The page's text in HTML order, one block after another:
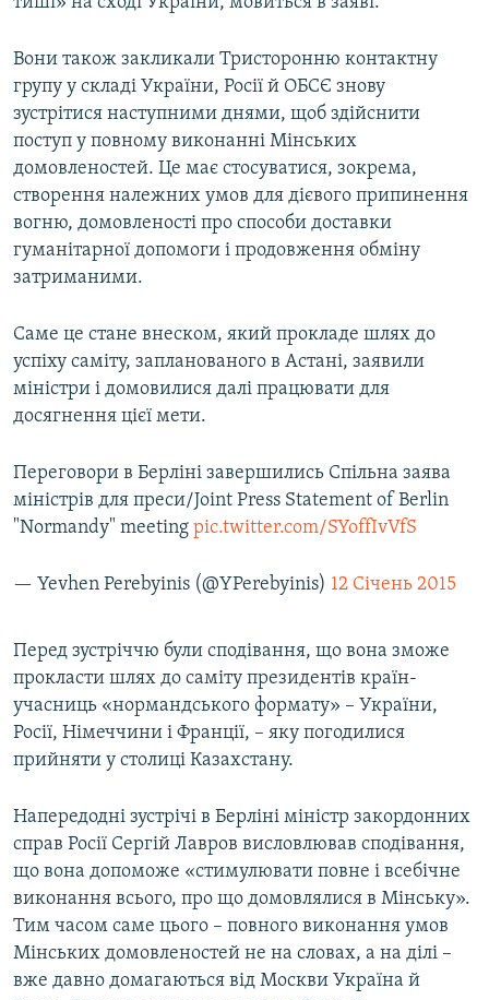
Вони також закликали Тристоронню контактну
групу у складі України, Росії й ОБСЄ знову
зустрітися наступними днями, щоб здійснити
поступ у повному виконанні Мінських
домовленостей. Це має стосуватися, зокрема,
створення належних умов для дієвого припинення
вогню, домовленості про способи доставки
гуманітарної допомоги і продовження обміну
затриманими.
Саме це стане внеском, який прокладе шлях до
успіху саміту, запланованого в Астані, заявили
міністри і домовилися далі працювати для
досягнення цієї мети.
Переговори в Берліні завершились Спільна заява
міністрів для преси/Joint Press Statement of Berlin
"Normandy" meeting pic.twitter.com/SYoffIvVfS
— Yevhen Perebyinis (@YPerebyinis) 12 Січень 2015
Перед зустріччю були сподівання, що вона зможе
прокласти шлях до саміту президентів країн-
учасниць «нормандського формату» – України,
Росії, Німеччини і Франції, – яку погодилися
прийняти у столиці Казахстану.
Напередодні зустрічі в Берліні міністр закордонних
справ Росії Сергій Лавров висловлював сподівання,
що вона допоможе «стимулювати повне і всебічне
виконання всього, про що домовлялися в Мінську».
Тим часом саме цього – повного виконання умов
Мінських домовленостей не на словах, а на ділі –
вже давно домагаються від Москви Україна й